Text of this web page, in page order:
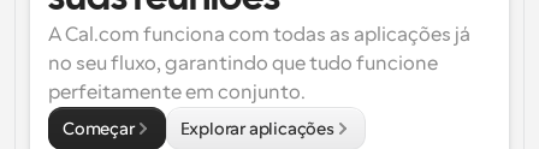
A Cal.com funciona com todas as aplicações já
no seu fluxo, garantindo que tudo funcione
perfeitamente em conjunto.
Começar Explorar aplicações